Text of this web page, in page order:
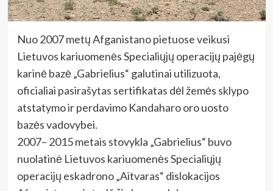
Nuo 2007 metų Afganistano pietuose veikusi
Lietuvos kariuomenės Specialiųjų operacijų pajėgų
karinė bazė „Gabrielius“ galutinai utilizuota,
oficialiai pasirašytas sertifikatas dėl žemės sklypo
atstatymo ir perdavimo Kandaharo oro uosto
bazės vadovybei.
2007– 2015 metais stovykla „Gabrielius“ buvo
nuolatinė Lietuvos kariuomenės Specialiųjų
operacijų eskadrono „Aitvaras“ dislokacijos